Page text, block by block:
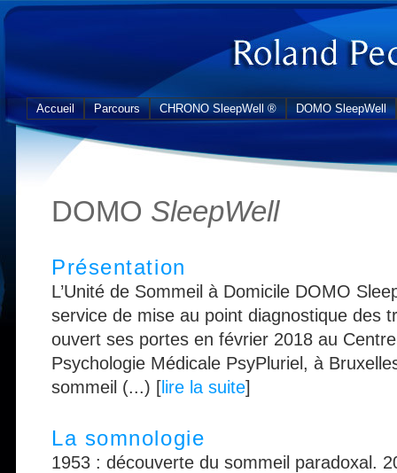
Accueil Parcours CHRONO SleepWell ® DOMO SleepWell
DOMO SleepWell
Présentation
L’Unité de Sommeil à Domicile DOMO
service de mise au point diagnostique des
ouvert ses portes en février 2018 au
Psychologie Médicale PsyPluriel, à
sommeil (...) [ lire la suite]
La somnologie
1953 : découverte du sommeil paradoxal.